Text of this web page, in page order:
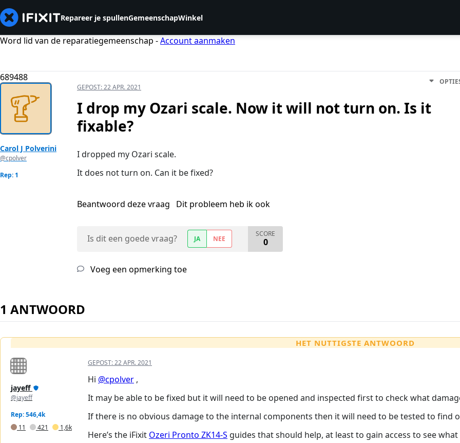
Repareer je spullenGemeenschapWinkel
Word lid van de reparatiegemeenschap -Account aanmaken
689488
Carol J Polverini
@cpolver
Rep: 1
GEPOST:22 APR. 2021
I drop my Ozari scale. Now it will not turn on. Is it
fixable?
I dropped my Ozari scale.
It does not turn on. Can it be fixed?
Beantwoord deze vraag Dit probleem heb ik ook
Is dit een goede vraag? JA NEE
SCORE
0
Voeg een opmerking toe
1 ANTWOORD
HET NUTTIGSTE ANTWOORD
jayeff
@jayeff
Rep: 546,4k
11
421 1,6k
GEPOST:22 APR. 2021
Hi @cpolver ,
It may be able to be fixed but it will need to be opened and inspected first to check what
If there is no obvious damage to the internal components then it will need to be tested to find
Here’s the iFixit Ozeri Pronto ZK14-S guides that should help, at least to gain access to see